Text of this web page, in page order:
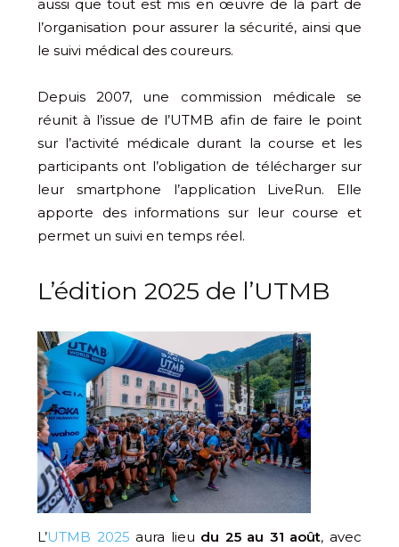
aussi que tout est mis en œuvre de la part de
l’organisation pour assurer la sécurité, ainsi que
le suivi médical des coureurs.
Depuis 2007, une commission médicale se
réunit à l’issue de l’UTMB afin de faire le point
sur l’activité médicale durant la course et les
participants ont l’obligation de télécharger sur
leur smartphone l’application LiveRun. Elle
apporte des informations sur leur course et
permet un suivi en temps réel.
L’édition 2025 de l’UTMB
L’UTMB 2025 aura lieu du 25 au 31 août, avec